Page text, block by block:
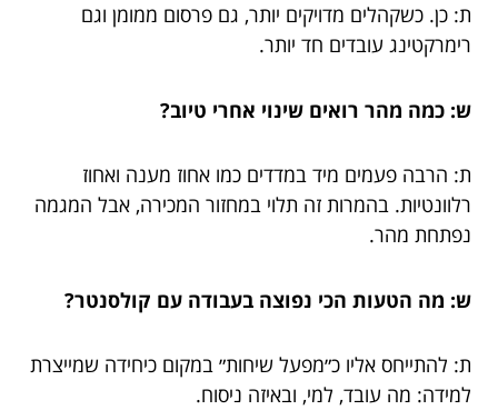
ת: כן. כשקהלים מדויקים יותר, גם פרסום ממומן וגם
רימרקטינג עובדים חד יותר.
ש: כמה מהר רואים שינוי אחרי טיוב?
ת: הרבה פעמים מיד במדדים כמו אחוז מענה ואחוז
רלוונטיות. בהמרות זה תלוי במחזור המכירה, אבל המגמה
נפתחת מהר.
ש: מה הטעות הכי נפוצה בעבודה עם קולסנטר?
ת: להתייחס אליו כ״מפעל שיחות״ במקום כיחידה שמייצרת
למידה: מה עובד, למי, ובאיזה ניסוח.